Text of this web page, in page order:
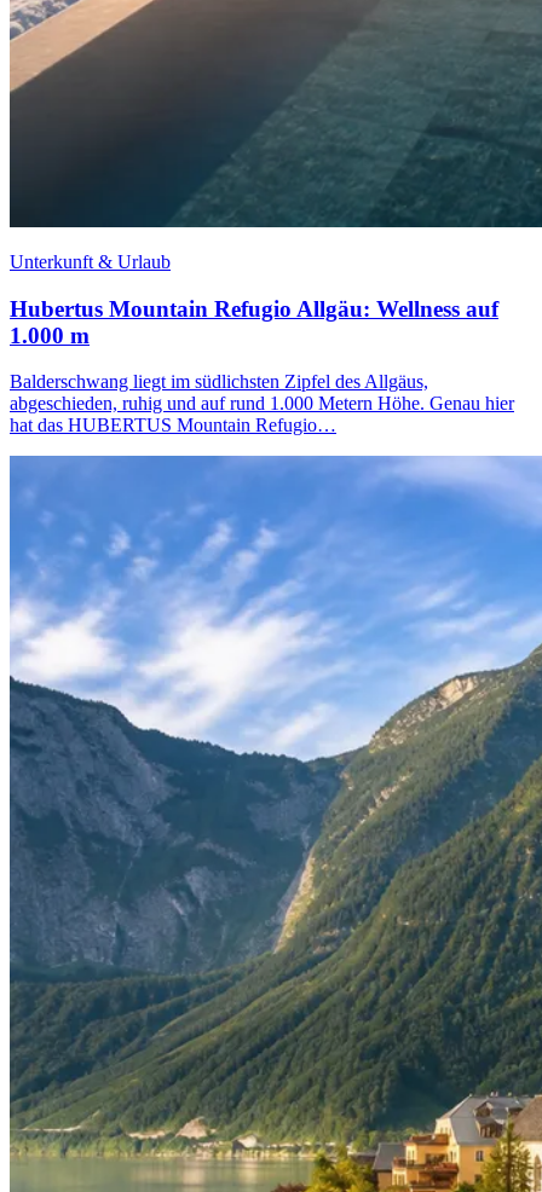
Unterkunft & Urlaub
Hubertus Mountain Refugio Allgäu: Wellness auf
1.000 m
Balderschwang liegt im südlichsten Zipfel des Allgäus,
abgeschieden, ruhig und auf rund 1.000 Metern Höhe. Genau hier
hat das HUBERTUS Mountain Refugio…